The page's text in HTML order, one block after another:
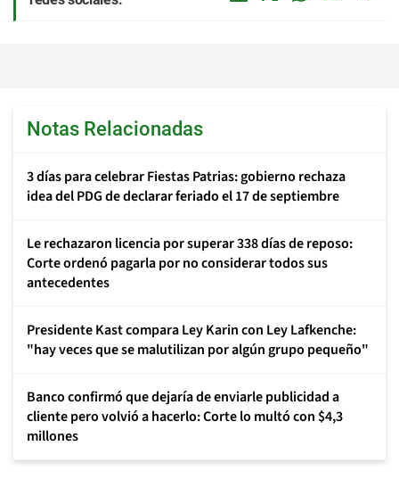
Notas Relacionadas
3 días para celebrar Fiestas Patrias: gobierno rechaza
idea del PDG de declarar feriado el 17 de septiembre
Le rechazaron licencia por superar 338 días de reposo:
Corte ordenó pagarla por no considerar todos sus
antecedentes
Presidente Kast compara Ley Karin con Ley Lafkenche:
"hay veces que se malutilizan por algún grupo pequeño"
Banco confirmó que dejaría de enviarle publicidad a
cliente pero volvió a hacerlo: Corte lo multó con $4,3
millones